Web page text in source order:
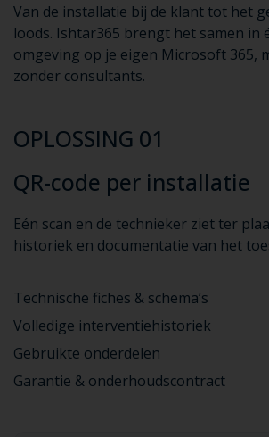
Van de installatie bij de klant tot het
loods. Ishtar365 brengt het samen in
omgeving op je eigen Microsoft 365,
zonder consultants.
OPLOSSING 01
QR-code per installatie
Eén scan en de technieker ziet ter
historiek en documentatie van het
Technische fiches & schema’s
Volledige interventiehistoriek
Gebruikte onderdelen
Garantie & onderhoudscontract